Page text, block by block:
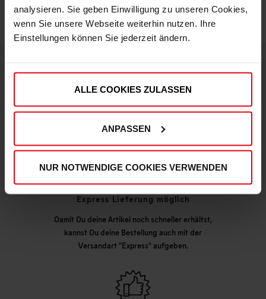
analysieren. Sie geben Einwilligung zu unseren Cookies,
wenn Sie unsere Webseite weiterhin nutzen. Ihre
Einstellungen können Sie jederzeit ändern.
ALLE COOKIES ZULASSEN
ANPASSEN
NUR NOTWENDIGE COOKIES VERWENDEN
DEINE VORTEILE IN UNSEREM SHOP
Express Lieferung möglich
Damit Du deine Artikel noch schneller erhältst,
kannst Du deine Bestellung auch mit der
Versandart "Express" aufgeben.